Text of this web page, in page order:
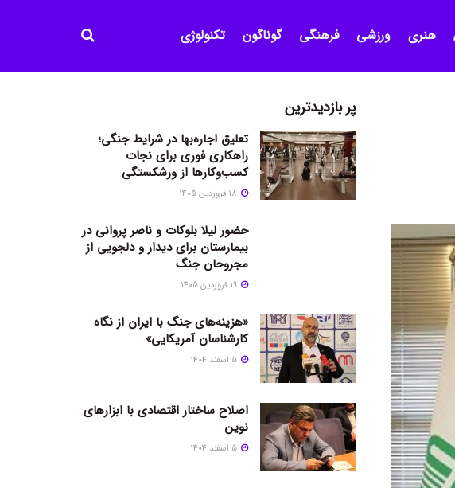
هنری ورزشی فرهنگی گوناگون تکنولوژی
پر بازدیدترین
تعلیق اجاره‌بها در شرایط جنگی؛
راهکاری فوری برای نجات
کسب‌وکارها از ورشکستگی
حضور لیلا بلوکات و ناصر پروانی در
بیمارستان برای دیدار و دلجویی از
مجروحان جنگ
«هزینه‌های جنگ با ایران از نگاه
کارشناسان آمریکایی»
اصلاح ساختار اقتصادی با ابزارهای
نوین